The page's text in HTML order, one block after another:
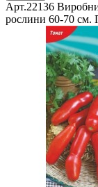
Арт.22136
рослини 60-70 см.